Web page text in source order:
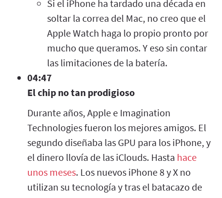
Si el iPhone ha tardado una década en
soltar la correa del Mac, no creo que el
Apple Watch haga lo propio pronto por
mucho que queramos. Y eso sin contar
las limitaciones de la batería.
04:47
El chip no tan prodigioso
Durante años, Apple e Imagination
Technologies fueron los mejores amigos. El
segundo diseñaba las GPU para los iPhone, y
el dinero llovía de las iClouds. Hasta hace
unos meses. Los nuevos iPhone 8 y X no
utilizan su tecnología y tras el batacazo de